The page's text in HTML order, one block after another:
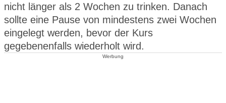
nicht länger als 2 Wochen zu trinken. Danach
sollte eine Pause von mindestens zwei Wochen
eingelegt werden, bevor der Kurs
gegebenenfalls wiederholt wird.
Werbung